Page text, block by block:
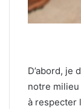
D’abord, je
notre
à respecter